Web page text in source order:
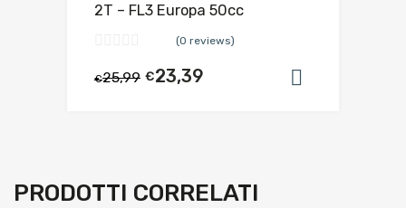
2T – FL3 Europa 50cc
(0 reviews)
€25,99 €23,39
PRODOTTI CORRELATI